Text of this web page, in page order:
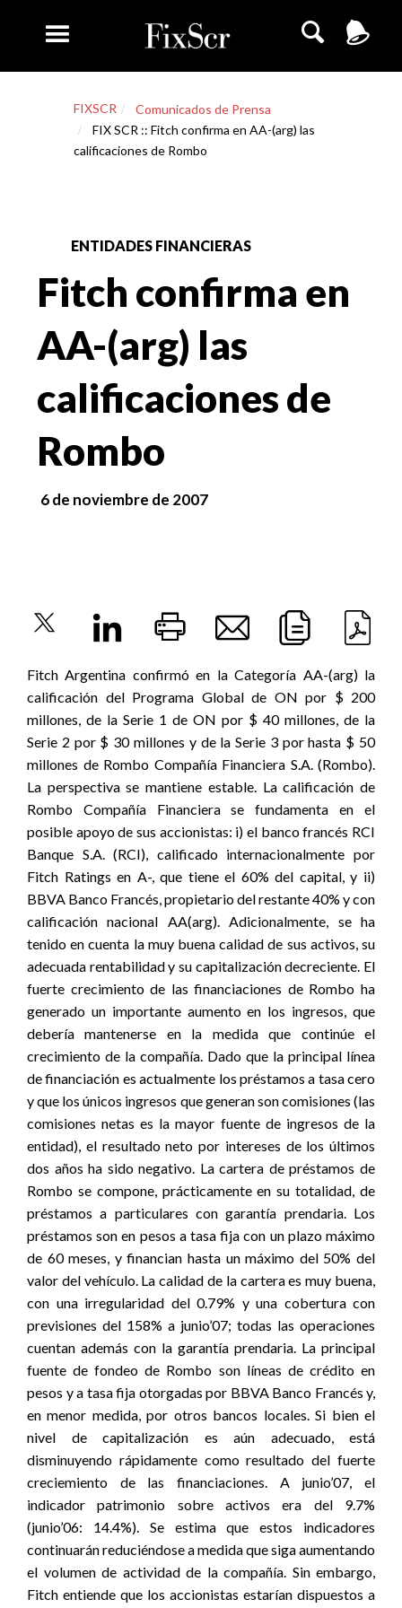
FIXSCR
Comunicados de Prensa
FIX SCR :: Fitch confirma en AA-(arg) las
calificaciones de Rombo
ENTIDADES FINANCIERAS
Fitch confirma en
AA-(arg) las
calificaciones de
Rombo
6 de noviembre de 2007
Fitch Argentina confirmó en la Categoría AA-(arg) la
calificación del Programa Global de ON por $ 200
millones, de la Serie 1 de ON por $ 40 millones, de la
Serie 2 por $ 30 millones y de la Serie 3 por hasta $ 50
millones de Rombo Compañía Financiera S.A. (Rombo).
La perspectiva se mantiene estable. La calificación de
Rombo Compañía Financiera se fundamenta en el
posible apoyo de sus accionistas: i) el banco francés RCI
Banque S.A. (RCI), calificado internacionalmente por
Fitch Ratings en A-, que tiene el 60% del capital, y ii)
BBVA Banco Francés, propietario del restante 40% y con
calificación nacional AA(arg). Adicionalmente, se ha
tenido en cuenta la muy buena calidad de sus activos, su
adecuada rentabilidad y su capitalización decreciente. El
fuerte crecimiento de las financiaciones de Rombo ha
generado un importante aumento en los ingresos, que
debería mantenerse en la medida que continúe el
crecimiento de la compañía. Dado que la principal línea
de financiación es actualmente los préstamos a tasa cero
y que los únicos ingresos que generan son comisiones (las
comisiones netas es la mayor fuente de ingresos de la
entidad), el resultado neto por intereses de los últimos
dos años ha sido negativo. La cartera de préstamos de
Rombo se compone, prácticamente en su totalidad, de
préstamos a particulares con garantía prendaria. Los
préstamos son en pesos a tasa fija con un plazo máximo
de 60 meses, y financian hasta un máximo del 50% del
valor del vehículo. La calidad de la cartera es muy buena,
con una irregularidad del 0.79% y una cobertura con
previsiones del 158% a junio’07; todas las operaciones
cuentan además con la garantía prendaria. La principal
fuente de fondeo de Rombo son líneas de crédito en
pesos y a tasa fija otorgadas por BBVA Banco Francés y,
en menor medida, por otros bancos locales. Si bien el
nivel de capitalización es aún adecuado, está
disminuyendo rápidamente como resultado del fuerte
creciemiento de las financiaciones. A junio’07, el
indicador patrimonio sobre activos era del 9.7%
(junio’06: 14.4%). Se estima que estos indicadores
continuarán reduciéndose a medida que siga aumentando
el volumen de actividad de la compañía. Sin embargo,
Fitch entiende que los accionistas estarían dispuestos a